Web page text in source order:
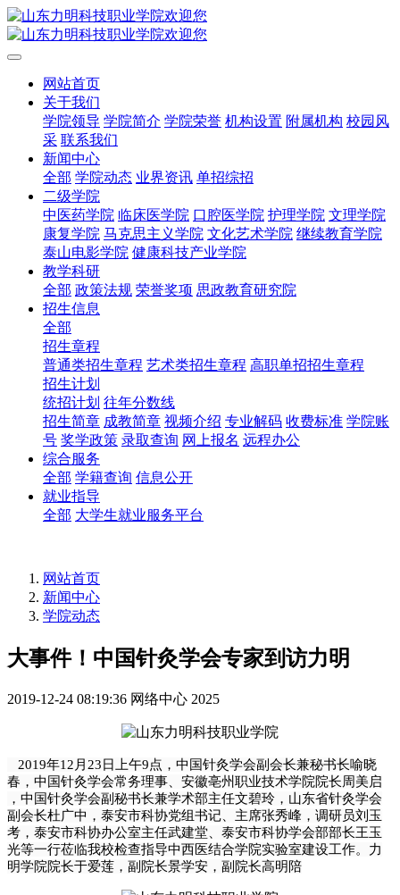
网站首页
关于我们
学院领导 学院简介 学院荣誉 机构设置 附属机构 校园风
采 联系我们
新闻中心
全部 学院动态 业界资讯 单招综招
二级学院
中医药学院 临床医学院 口腔医学院 护理学院 文理学院
康复学院 马克思主义学院 文化艺术学院 继续教育学院
泰山电影学院 健康科技产业学院
教学科研
全部 政策法规 荣誉奖项 思政教育研究院
招生信息
全部
招生章程
普通类招生章程 艺术类招生章程 高职单招招生章程
招生计划
统招计划 往年分数线
招生简章 成教简章 视频介绍 专业解码 收费标准 学院账
号 奖学政策 录取查询 网上报名 远程办公
综合服务
全部 学籍查询 信息公开
就业指导
全部 大学生就业服务平台
网站首页
新闻中心
学院动态
大事件！中国针灸学会专家到访力明
2019-12-24 08:19:36 网络中心 2025
2019年12月23日上午9点，中国针灸学会副会长兼秘书长喻晓
春，中国针灸学会常务理事、安徽亳州职业技术学院院长周美启
，中国针灸学会副秘书长兼学术部主任文碧玲，山东省针灸学会
副会长杜广中，泰安市科协党组书记、主席张秀峰，调研员刘玉
考，泰安市科协办公室主任武建堂、泰安市科协学会部部长王玉
光等一行莅临我校检查指导中西医结合学院实验室建设工作。力
明学院院长于爱莲，副院长景学安，副院长高明陪